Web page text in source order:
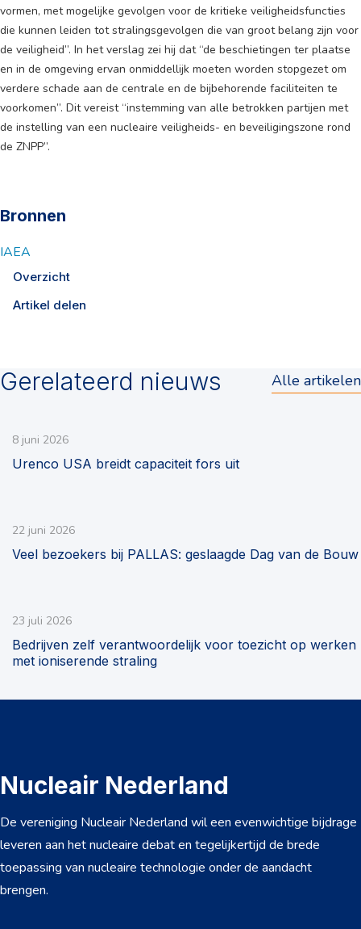
vormen, met mogelijke gevolgen voor de kritieke veiligheidsfuncties
die kunnen leiden tot stralingsgevolgen die van groot belang zijn voor
de veiligheid”. In het verslag zei hij dat “de beschietingen ter plaatse
en in de omgeving ervan onmiddellijk moeten worden stopgezet om
verdere schade aan de centrale en de bijbehorende faciliteiten te
voorkomen”. Dit vereist “instemming van alle betrokken partijen met
de instelling van een nucleaire veiligheids- en beveiligingszone rond
de ZNPP”.
Bronnen
IAEA
Overzicht
Artikel delen
Gerelateerd nieuws Alle artikelen
Urenco USA breidt capaciteit fors uit
8 juni 2026
Veel bezoekers bij PALLAS: geslaagde Dag van de Bouw
22 juni 2026
Bedrijven zelf verantwoordelijk voor toezicht op werken
met ioniserende straling
23 juli 2026
Nucleair Nederland
De vereniging Nucleair Nederland wil een evenwichtige bijdrage
leveren aan het nucleaire debat en tegelijkertijd de brede
toepassing van nucleaire technologie onder de aandacht
brengen.